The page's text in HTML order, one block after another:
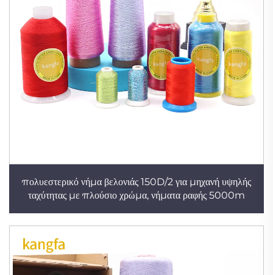
πολυεστερικό νήμα βελονιάς 150D/2 για μηχανή υψηλής
ταχύτητας με πλούσιο χρώμα, νήματα ραφής 5000m